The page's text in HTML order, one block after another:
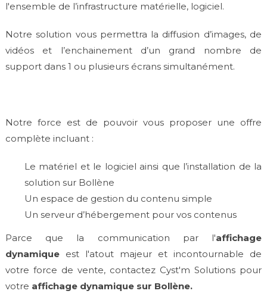
l'ensemble de l’infrastructure matérielle, logiciel.
Notre solution vous permettra la diffusion d’images, de
vidéos et l’enchainement d’un grand nombre de
support dans 1 ou plusieurs écrans simultanément.
Notre force est de pouvoir vous proposer une offre
complète incluant :
Le matériel et le logiciel ainsi que l’installation de la
solution sur Bollène
Un espace de gestion du contenu simple
Un serveur d’hébergement pour vos contenus
Parce que la communication par l'affichage
dynamiqueest l'atout majeur et incontournable de
votre force de vente, contactez Cyst'm Solutions pour
votre affichage dynamique sur Bollène.